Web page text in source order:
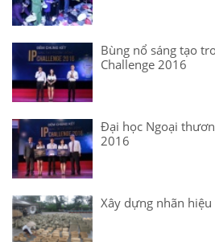
Bùng nổ sáng tạo
Challenge 2016
Đại học Ngoại
2016
Xây dựng nhãn